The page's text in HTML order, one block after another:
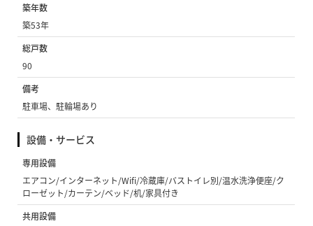
築年数
築53年
総戸数
90
備考
駐車場、駐輪場あり
設備・サービス
専用設備
エアコン/インターネット/Wifi/冷蔵庫/バストイレ別/温水洗浄便座/ク
ローゼット/カーテン/ベッド/机/家具付き
共用設備